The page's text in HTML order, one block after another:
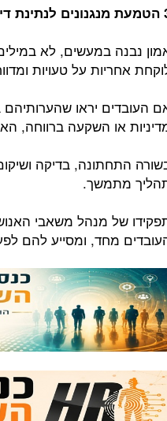
וחשבון:
נבנה במעשים, לא
אחריות על טעויות
העובדים יראו
או השקעה ברווחה,
התחתונה, בדיקה
מתמשך.
של מנהל משאבי
מחד, ומסייע להם